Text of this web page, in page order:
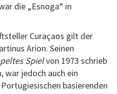
die „Esnoga“ in
Curaçaos gilt der
Arion. Seinen
Spielvon 1973 schrieb
war jedoch auch ein
basierenden